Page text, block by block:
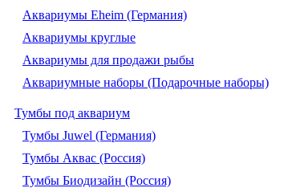
Аквариумы Eheim (Германия)
Аквариумы круглые
Аквариумы для продажи рыбы
Аквариумные наборы (Подарочные наборы)
Тумбы под аквариум
Тумбы Juwel (Германия)
Тумбы Аквас (Россия)
Тумбы Биодизайн (Россия)